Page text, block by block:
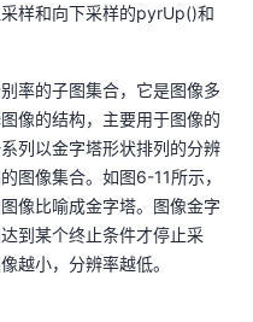
样和向下采样的pyrUp()和
率的子图集合，它是图像多
像的结构，主要用于图像的
列以金字塔形状排列的分辨
图像集合。如图6-11所示，
像比喻成金字塔。图像金字
到某个终止条件才停止采
越小，分辨率越低。